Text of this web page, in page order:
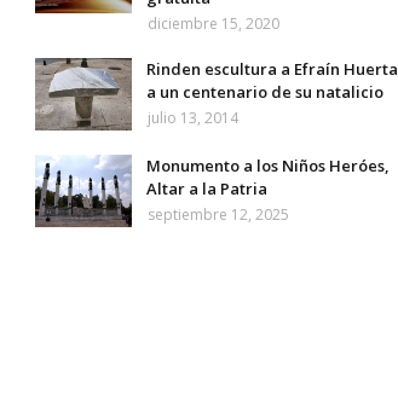
diciembre 15, 2020
Rinden escultura a Efraín Huerta
a un centenario de su natalicio
julio 13, 2014
Monumento a los Niños Heróes,
Altar a la Patria
septiembre 12, 2025